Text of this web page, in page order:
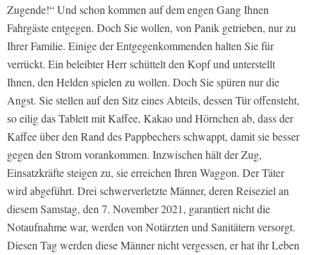
Zugende!“ Und schon kommen auf dem engen Gang Ihnen
Fahrgäste entgegen. Doch Sie wollen, von Panik getrieben, nur zu
Ihrer Familie. Einige der Entgegenkommenden halten Sie für
verrückt. Ein beleibter Herr schüttelt den Kopf und unterstellt
Ihnen, den Helden spielen zu wollen. Doch Sie spüren nur die
Angst. Sie stellen auf den Sitz eines Abteils, dessen Tür offensteht,
so eilig das Tablett mit Kaffee, Kakao und Hörnchen ab, dass der
Kaffee über den Rand des Pappbechers schwappt, damit sie besser
gegen den Strom vorankommen. Inzwischen hält der Zug,
Einsatzkräfte steigen zu, sie erreichen Ihren Waggon. Der Täter
wird abgeführt. Drei schwerverletzte Männer, deren Reiseziel an
diesem Samstag, den 7. November 2021, garantiert nicht die
Notaufnahme war, werden von Notärzten und Sanitätern versorgt.
Diesen Tag werden diese Männer nicht vergessen, er hat ihr Leben